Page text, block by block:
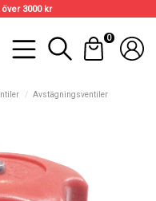
3000 kr
0
Avstägningsventiler